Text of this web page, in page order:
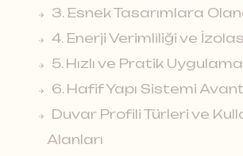
3. Esnek Tasarımlara
4. Enerji Verimliliği ve
5. Hızlı ve Pratik Uygulama
6. Hafif Yapı Sistemi
Duvar Profili Türleri ve
Alanları